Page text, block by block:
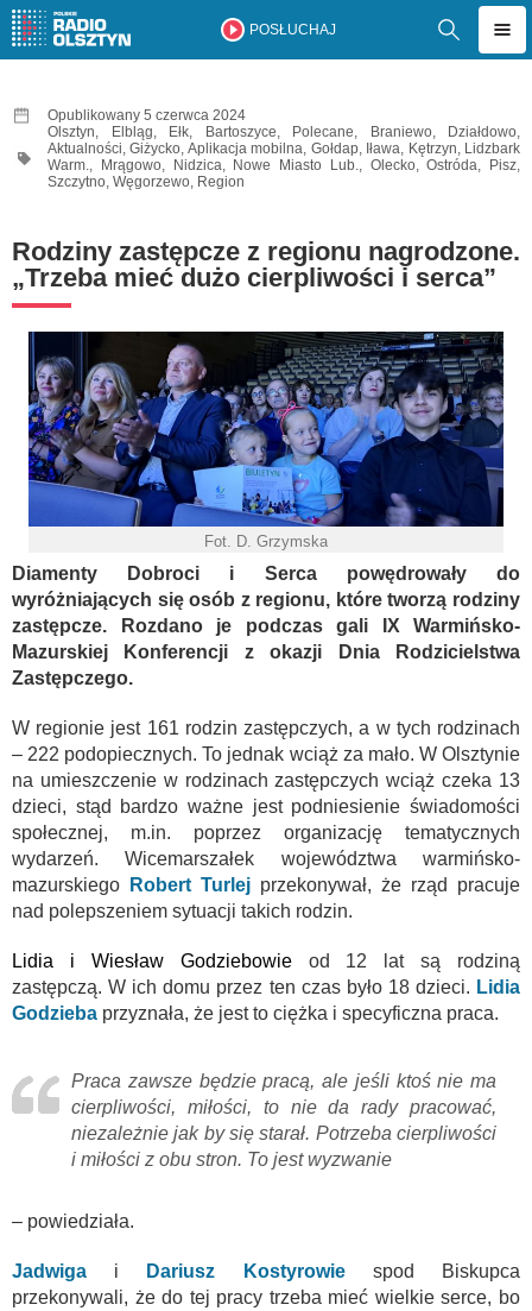
POSŁUCHAJ
Opublikowany 5 czerwca 2024
Olsztyn, Elbląg, Ełk, Bartoszyce, Polecane, Braniewo, Działdowo,
Aktualności,Giżycko, Aplikacja mobilna, Gołdap, Iława, Kętrzyn, Lidzbark
Warm., Mrągowo, Nidzica, Nowe Miasto Lub., Olecko,Ostróda, Pisz,
Szczytno, Węgorzewo, Region
Rodziny zastępcze z regionu nagrodzone.
„Trzeba mieć dużo cierpliwości i serca”
Fot. D. Grzymska
Diamenty Dobroci i Serca powędrowały do
wyróżniających się osób z regionu, które tworzą rodziny
zastępcze. Rozdano je podczas gali IX Warmińsko-
Mazurskiej Konferencji z okazji Dnia Rodzicielstwa
Zastępczego.
W regionie jest 161 rodzin zastępczych, a w tych rodzinach
– 222 podopiecznych. To jednak wciąż za mało. W Olsztynie
na umieszczenie w rodzinach zastępczych wciąż czeka 13
dzieci, stąd bardzo ważne jest podniesienie świadomości
społecznej, m.in. poprzez organizację tematycznych
wydarzeń. Wicemarszałek województwa warmińsko-
mazurskiego
Robert Turlej przekonywał, że rząd pracuje
nad polepszeniem sytuacji takich rodzin.
Lidia i Wiesław Godziebowieod 12 lat są rodziną
zastępczą. W ich domu przez ten czas było 18 dzieci. Lidia
Godzieba przyznała, że jest to ciężka i specyficzna praca.
Praca zawsze będzie pracą, ale jeśli ktoś nie ma
cierpliwości, miłości, to nie da rady pracować,
niezależnie jak by się starał. Potrzeba cierpliwości
i miłości z obu stron. To jest wyzwanie
– powiedziała.
Jadwiga i Dariusz Kostyrowiespod Biskupca
przekonywali, że do tej pracy trzeba mieć wielkie serce, bo